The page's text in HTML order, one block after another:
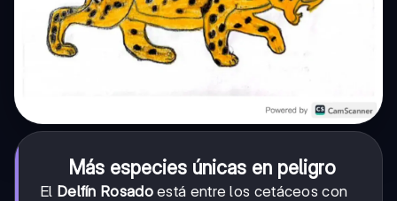
Más especies únicas en peligro
El Delfín Rosadoestá entre los cetáceos con